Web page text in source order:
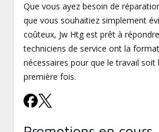
Que vous ayez besoin de
que vous souhaitiez simplement
coûteux, Jw Htg est prêt à
techniciens de service ont la
nécessaires pour que le travail soit
première fois.